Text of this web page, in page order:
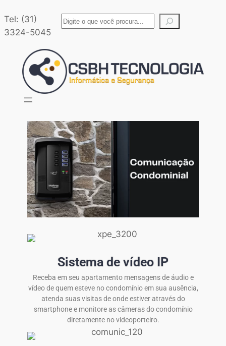
Tel: (31)
3324-5045
Sistema de vídeo IP
Receba em seu apartamento mensagens de áudio e
vídeo de quem esteve no condomínio em sua ausência,
atenda suas visitas de onde estiver através do
smartphone e monitore as câmeras do condomínio
diretamente no videoporteiro.